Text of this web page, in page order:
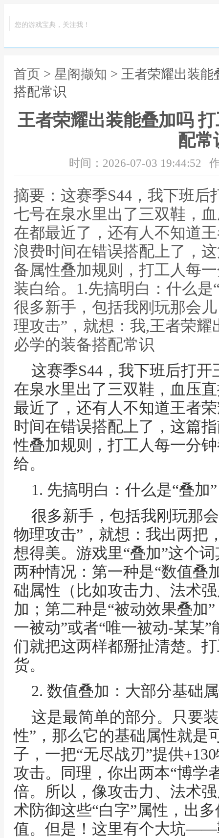
您的游戏宝典，关注我！
首页 > 星阁撷知 > 王者荣耀出装
搭配常识
王者荣耀出装能叠加吗
配常
时间：2026-07-03 19:44:52
摘要：这赛季S44，我下班
七号在泉水里出了三双鞋，
在都最近了，还有人不知道
浪费时间在错误搭配上了，
备属性叠加规则，打工人每
装白给。1.先搞明白：什么
很多新手，包括我刚玩那会
理攻击”，就想：我,王者荣
必学的装备搭配常识
这赛季S44，我下班后打
在泉水里出了三双鞋，血压
最近了，还有人不知道王者
时间在错误搭配上了，这篇
性叠加规则，打工人每一分
给。
1. 先搞明白：什么是“叠加
很多新手，包括我刚玩那
物理攻击”，就想：我出两把
想得美。游戏里“叠加”这个
两种情况：第一种是“数值叠
础属性（比如攻击力、法术
加；第二种是“被动效果叠加
一被动”或者“唯一被动-某某
们就把这两样都掰扯清楚。
货。
2. 数值叠加：大部分基础
这是最简单的部分。只要
性”，那么它的基础属性就是
子，一把“无尽战刃”提供
攻击。同理，你出两本“博学
倍。所以，像攻击力、法术
术防御这些“白字”属性，出
值。但是！这里有个大坑——